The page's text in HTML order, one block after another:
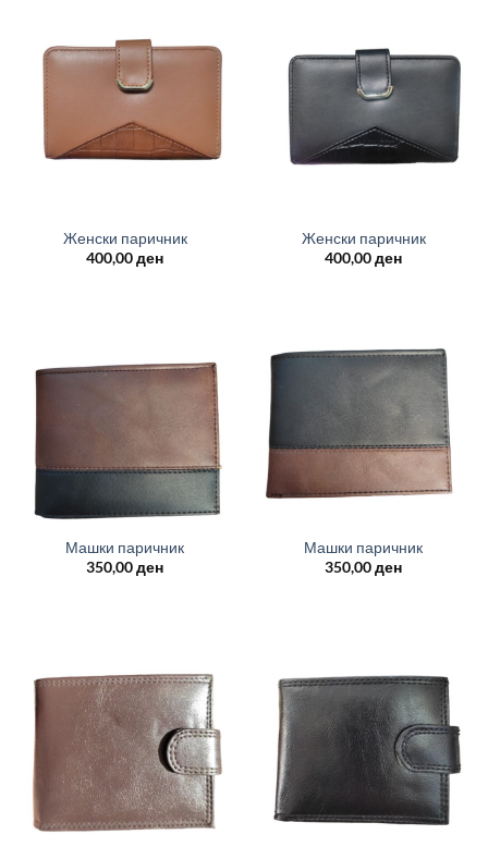
Женски паричник
400,00ден
Женски паричник
400,00ден
Машки паричник
350,00ден
Машки паричник
350,00ден